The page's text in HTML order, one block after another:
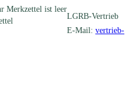
Merkzettel ist leer
LGRB-Vertrieb
E-Mail: vertrieb-